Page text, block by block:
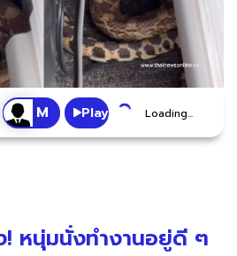
Play Loading...
! หนุ่มนั่งทำงานอยู่ดี ๆ